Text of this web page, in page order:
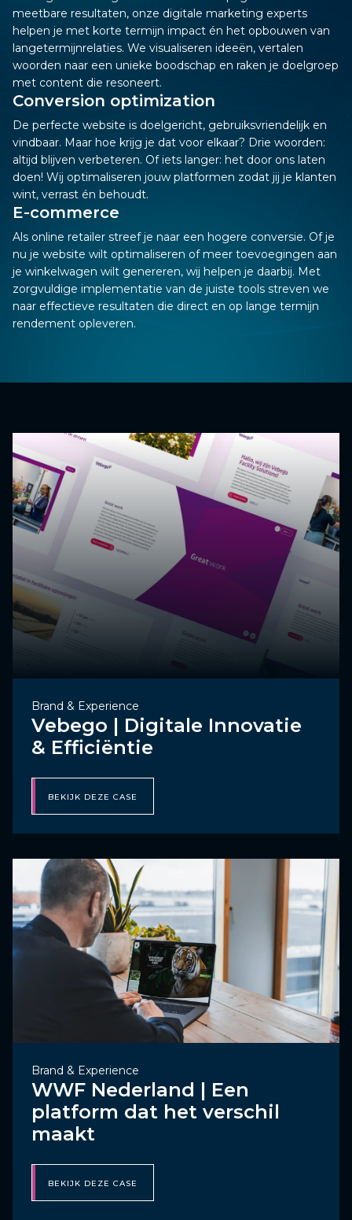
meetbare resultaten, onze digitale marketing experts
helpen je met korte termijn impact én het opbouwen van
langetermijnrelaties. We visualiseren ideeën, vertalen
woorden naar een unieke boodschap en raken je doelgroep
met content die resoneert.
Conversion optimization
De perfecte website is doelgericht, gebruiksvriendelijk en
vindbaar. Maar hoe krijg je dat voor elkaar? Drie woorden:
altijd blijven verbeteren. Of iets langer: het door ons laten
doen! Wij optimaliseren jouw platformen zodat jij je klanten
wint, verrast én behoudt.
E-commerce
Als online retailer streef je naar een hogere conversie. Of je
nu je website wilt optimaliseren of meer toevoegingen aan
je winkelwagen wilt genereren, wij helpen je daarbij. Met
zorgvuldige implementatie van de juiste tools streven we
naar effectieve resultaten die direct en op lange termijn
rendement opleveren.
Brand & Experience
Vebego | Digitale Innovatie
& Efficiëntie
BEKIJK DEZE CASE
Brand & Experience
WWF Nederland | Een
platform dat het verschil
maakt
BEKIJK DEZE CASE